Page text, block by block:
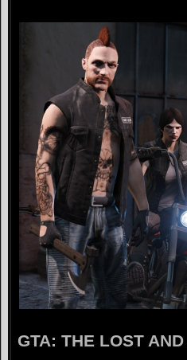
GTA: THE LOST